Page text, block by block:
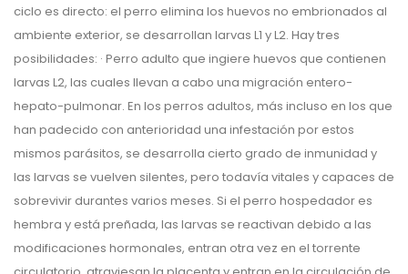
ciclo es directo: el perro elimina los huevos no embrionados al
ambiente exterior, se desarrollan larvas L1 y L2. Hay tres
posibilidades: · Perro adulto que ingiere huevos que contienen
larvas L2, las cuales llevan a cabo una migración entero-
hepato-pulmonar. En los perros adultos, más incluso en los que
han padecido con anterioridad una infestación por estos
mismos parásitos, se desarrolla cierto grado de inmunidad y
las larvas se vuelven silentes, pero todavía vitales y capaces de
sobrevivir durantes varios meses. Si el perro hospedador es
hembra y está preñada, las larvas se reactivan debido a las
modificaciones hormonales, entran otra vez en el torrente